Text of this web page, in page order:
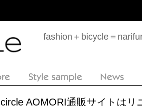
fashion＋bicycle＝
circle AOMORI通販サイトはリ